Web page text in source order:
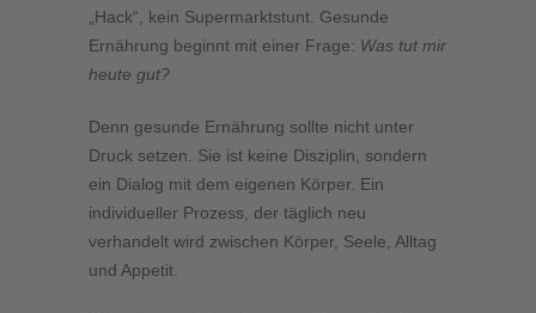
„Hack“, kein Supermarktstunt. Gesunde
Ernährung beginnt mit einer Frage: Was tut mir
heute gut?
Denn gesunde Ernährung sollte nicht unter
Druck setzen. Sie ist keine Disziplin, sondern
ein Dialog mit dem eigenen Körper. Ein
individueller Prozess, der täglich neu
verhandelt wird zwischen Körper, Seele, Alltag
und Appetit.